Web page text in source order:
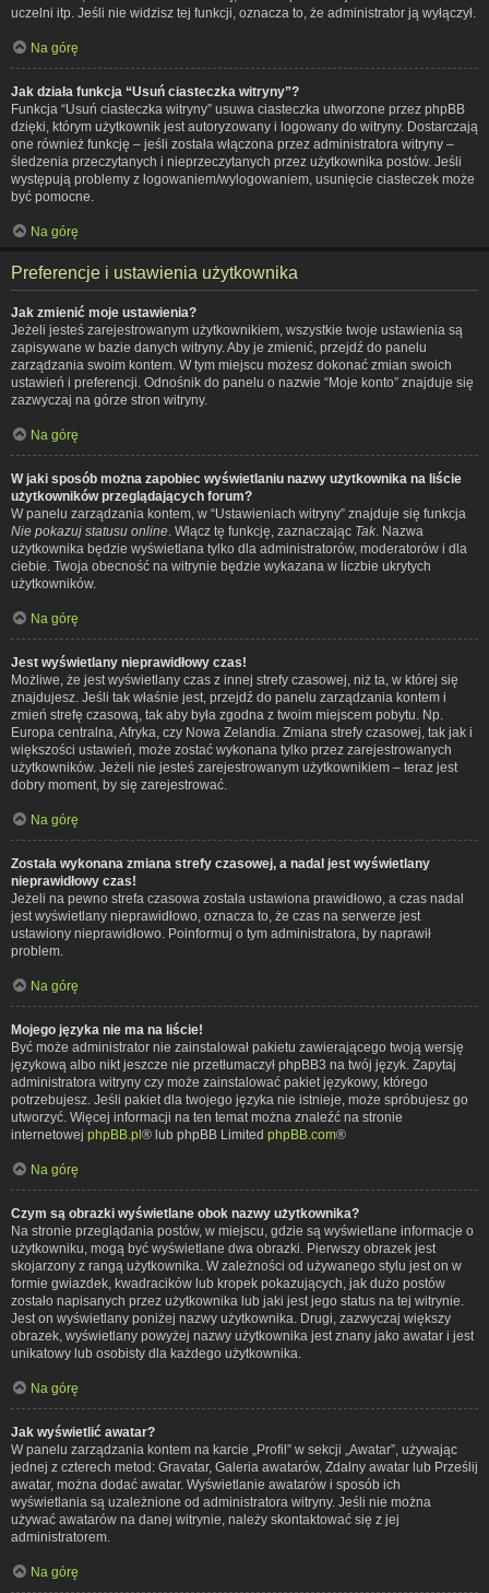
uczelni itp. Jeśli nie widzisz tej funkcji, oznacza to, że administrator ją wyłączył.
Na górę
Jak działa funkcja “Usuń ciasteczka witryny”?
Funkcja “Usuń ciasteczka witryny” usuwa ciasteczka utworzone przez phpBB
dzięki, którym użytkownik jest autoryzowany i logowany do witryny. Dostarczają
one również funkcję – jeśli została włączona przez administratora witryny –
śledzenia przeczytanych i nieprzeczytanych przez użytkownika postów. Jeśli
występują problemy z logowaniem/wylogowaniem, usunięcie ciasteczek może
być pomocne.
Na górę
Preferencje i ustawienia użytkownika
Jak zmienić moje ustawienia?
Jeżeli jesteś zarejestrowanym użytkownikiem, wszystkie twoje ustawienia są
zapisywane w bazie danych witryny. Aby je zmienić, przejdź do panelu
zarządzania swoim kontem. W tym miejscu możesz dokonać zmian swoich
ustawień i preferencji. Odnośnik do panelu o nazwie “Moje konto” znajduje się
zazwyczaj na górze stron witryny.
Na górę
W jaki sposób można zapobiec wyświetlaniu nazwy użytkownika na liście
użytkowników przeglądających forum?
W panelu zarządzania kontem, w “Ustawieniach witryny” znajduje się funkcja
Nie pokazuj statusu online . Włącz tę funkcję, zaznaczając Tak . Nazwa
użytkownika będzie wyświetlana tylko dla administratorów, moderatorów i dla
ciebie. Twoja obecność na witrynie będzie wykazana w liczbie ukrytych
użytkowników.
Na górę
Jest wyświetlany nieprawidłowy czas!
Możliwe, że jest wyświetlany czas z innej strefy czasowej, niż ta, w której się
znajdujesz. Jeśli tak właśnie jest, przejdź do panelu zarządzania kontem i
zmień strefę czasową, tak aby była zgodna z twoim miejscem pobytu. Np.
Europa centralna, Afryka, czy Nowa Zelandia. Zmiana strefy czasowej, tak jak i
większości ustawień, może zostać wykonana tylko przez zarejestrowanych
użytkowników. Jeżeli nie jesteś zarejestrowanym użytkownikiem – teraz jest
dobry moment, by się zarejestrować.
Na górę
Została wykonana zmiana strefy czasowej, a nadal jest wyświetlany
nieprawidłowy czas!
Jeżeli na pewno strefa czasowa została ustawiona prawidłowo, a czas nadal
jest wyświetlany nieprawidłowo, oznacza to, że czas na serwerze jest
ustawiony nieprawidłowo. Poinformuj o tym administratora, by naprawił
problem.
Na górę
Mojego języka nie ma na liście!
Być może administrator nie zainstalował pakietu zawierającego twoją wersję
językową albo nikt jeszcze nie przetłumaczył phpBB3 na twój język. Zapytaj
administratora witryny czy może zainstalować pakiet językowy, którego
potrzebujesz. Jeśli pakiet dla twojego języka nie istnieje, może spróbujesz go
utworzyć. Więcej informacji na ten temat można znaleźć na stronie
internetowej phpBB.pl® lub phpBB Limited phpBB.com®
Na górę
Czym są obrazki wyświetlane obok nazwy użytkownika?
Na stronie przeglądania postów, w miejscu, gdzie są wyświetlane informacje o
użytkowniku, mogą być wyświetlane dwa obrazki. Pierwszy obrazek jest
skojarzony z rangą użytkownika. W zależności od używanego stylu jest on w
formie gwiazdek, kwadracików lub kropek pokazujących, jak dużo postów
zostało napisanych przez użytkownika lub jaki jest jego status na tej witrynie.
Jest on wyświetlany poniżej nazwy użytkownika. Drugi, zazwyczaj większy
obrazek, wyświetlany powyżej nazwy użytkownika jest znany jako awatar i jest
unikatowy lub osobisty dla każdego użytkownika.
Na górę
Jak wyświetlić awatar?
W panelu zarządzania kontem na karcie „Profil” w sekcji „Awatar”, używając
jednej z czterech metod: Gravatar, Galeria awatarów, Zdalny awatar lub Prześlij
awatar, można dodać awatar. Wyświetlanie awatarów i sposób ich
wyświetlania są uzależnione od administratora witryny. Jeśli nie można
używać awatarów na danej witrynie, należy skontaktować się z jej
administratorem.
Na górę